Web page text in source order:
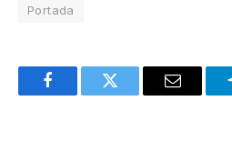
Portada
FacebookTwitter Email